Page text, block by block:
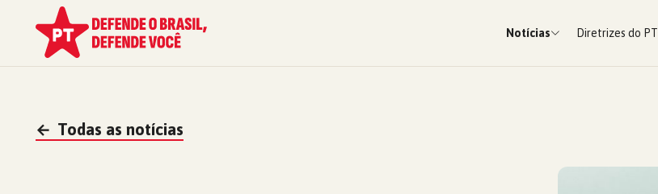
Notícias Diretrizes do PT
← Todas as notícias